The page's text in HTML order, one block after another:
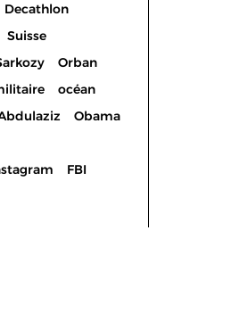
Decathlon
Suisse
Orban
océan
Obama
FBI